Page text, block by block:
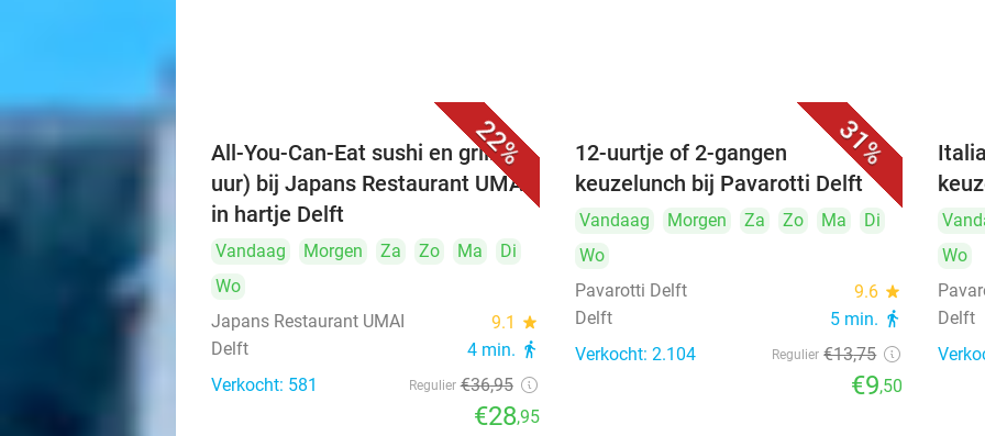
22%
All-You-Can-Eat sushi en grill (3
uur) bij Japans Restaurant UMAI
in hartje Delft
Vandaag Morgen Za Zo Ma
Di
Wo
Japans Restaurant UMAI
9.1 star
Delft 4 min. directions_walk
Verkocht: 581 Regulier €36,95
€28,95
31%
12-uurtje of 2-gangen
keuzelunch bij Pavarotti Delft
Vandaag Morgen Za Zo Ma
Di
Wo
Pavarotti Delft
9.6 star
Delft 5 min. directions_walk
Verkocht: 2.104 Regulier €13,75
€9,50
Wo
Delft